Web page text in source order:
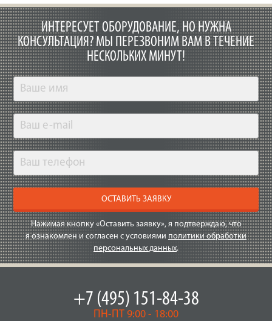
ИНТЕРЕСУЕТ ОБОРУДОВАНИЕ, НО НУЖНА
КОНСУЛЬТАЦИЯ? МЫ ПЕРЕЗВОНИМ ВАМ В ТЕЧЕНИЕ
НЕСКОЛЬКИХ МИНУТ!
ОСТАВИТЬ ЗАЯВКУ
Нажимая кнопку «Оставить заявку», я подтверждаю, что
я ознакомлен и согласен с условиями политики обработки
персональных данных.
+7 (495) 151-84-38
ПН-ПТ 9:00 - 18:00